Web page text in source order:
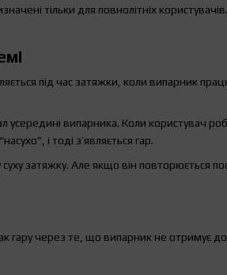
тільки для повнолітніх
під час затяжки, коли випарник
усередині випарника. Коли користувач
і тоді з’являється гар.
затяжку. Але якщо він повторюється
гару через те, що випарник не отримує